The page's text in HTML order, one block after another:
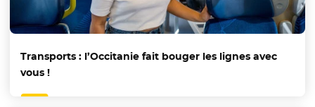
Transports : l’Occitanie fait bouger les lignes avec
vous !